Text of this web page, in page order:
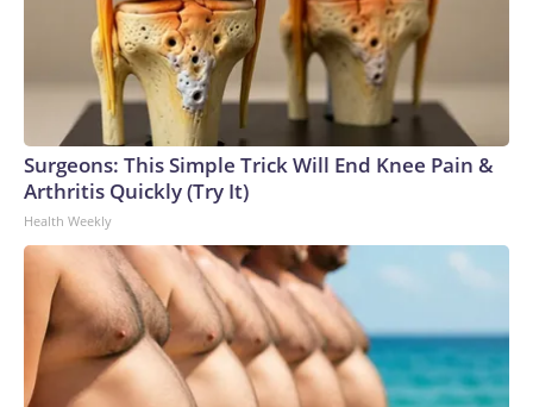
Surgeons: This Simple Trick Will End Knee Pain &
Arthritis Quickly (Try It)
Health Weekly